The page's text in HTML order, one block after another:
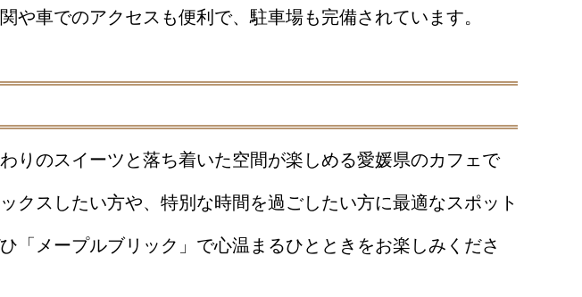
や車でのアクセスも便利で、駐車場も完備されています。
りのスイーツと落ち着いた空間が楽しめる愛媛県のカフェで
クスしたい方や、特別な時間を過ごしたい方に最適なスポット
「メープルブリック」で心温まるひとときをお楽しみくださ